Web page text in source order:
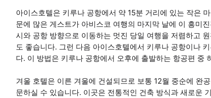
아이스호텔은 키루나 공항에서 약 15분 거리에 있는 작은
문에 많은 게스트가 아비스코 여행의 마지막 날에 이 흥미
시와 공항 방향으로 이동하는 멋진 당일 여행을 저렴하고
도 좋습니다. 그런 다음 아이스호텔에서 키루나 공항이나
다. 이 방법은 키루나 공항에서 오후에 출발하는 항공편 중
겨울 호텔은 이른 겨울에 건설되므로 보통 12월 중순에 완
문하실 수 있습니다. 이곳은 전통적인 건축 방식과 새로운